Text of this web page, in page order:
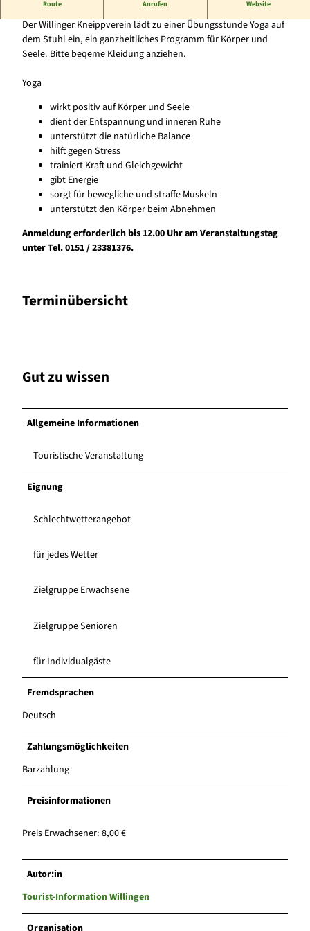
Route Anrufen Website
Für Körper und Seele - auch für Senioren geeignet!
Der Willinger Kneippverein lädt zu einer Übungsstunde Yoga auf
dem Stuhl ein, ein ganzheitliches Programm für Körper und
Seele. Bitte beqeme Kleidung anziehen.
Yoga
wirkt positiv auf Körper und Seele
dient der Entspannung und inneren Ruhe
unterstützt die natürliche Balance
hilft gegen Stress
trainiert Kraft und Gleichgewicht
gibt Energie
sorgt für bewegliche und straffe Muskeln
unterstützt den Körper beim Abnehmen
Anmeldung erforderlich bis 12.00 Uhr am Veranstaltungstag
unter Tel. 0151 / 23381376.
Terminübersicht
Gut zu wissen
Allgemeine Informationen
Touristische Veranstaltung
Eignung
Schlechtwetterangebot
für jedes Wetter
Zielgruppe Erwachsene
Zielgruppe Senioren
für Individualgäste
Fremdsprachen
Deutsch
Zahlungsmöglichkeiten
Barzahlung
Preisinformationen
Preis Erwachsener: 8,00 €
Autor:in
Tourist-Information Willingen
Organisation